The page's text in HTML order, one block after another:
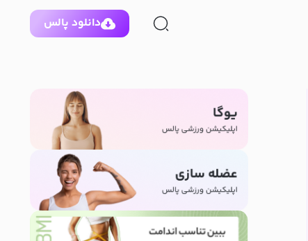
دانلود پالس